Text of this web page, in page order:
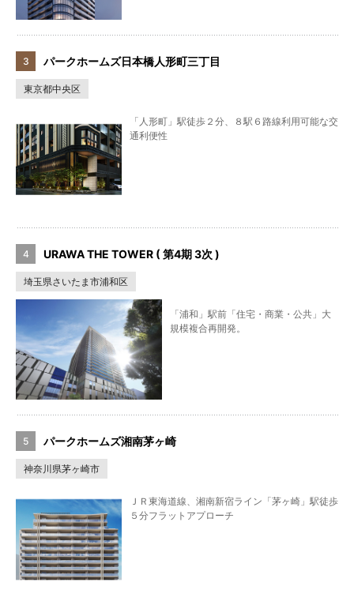
パークホームズ日本橋人形町三丁目
東京都中央区
「人形町」駅徒歩２分、８駅６路線利用可能な交
通利便性
URAWA THE TOWER ( 第4期 3次 )
埼玉県さいたま市浦和区
「浦和」駅前「住宅・商業・公共」大
規模複合再開発。
パークホームズ湘南茅ヶ崎
神奈川県茅ヶ崎市
ＪＲ東海道線、湘南新宿ライン「茅ヶ崎」駅徒歩
５分フラットアプローチ